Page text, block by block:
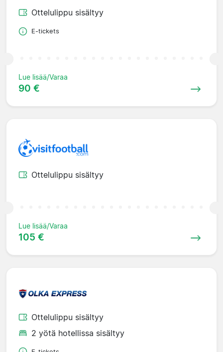
Ottelulippu sisältyy
E-tickets
Lue lisää/Varaa
90 €
Ottelulippu sisältyy
Lue lisää/Varaa
105 €
Ottelulippu sisältyy
2 yötä hotellissa sisältyy